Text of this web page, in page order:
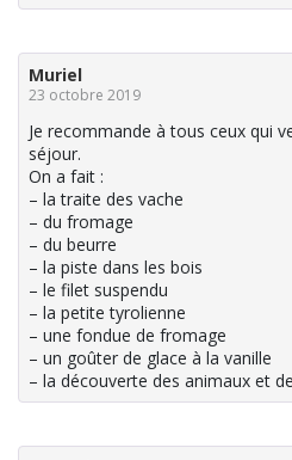
Muriel
23 octobre 2019
Je recommande à tous ceux qui
séjour.
On a fait :
– la traite des vache
– du fromage
– du beurre
– la piste dans les bois
– le filet suspendu
– la petite tyrolienne
– une fondue de fromage
– un goûter de glace à la vanille
– la découverte des animaux et